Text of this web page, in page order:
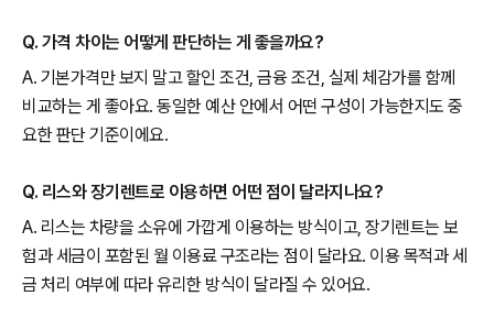
Q. 가격 차이는 어떻게 판단하는 게 좋을까요?
A. 기본가격만 보지 말고 할인 조건, 금융 조건, 실제 체감가를 함께
비교하는 게 좋아요. 동일한 예산 안에서 어떤 구성이 가능한지도 중
요한 판단 기준이에요.
Q. 리스와 장기렌트로 이용하면 어떤 점이 달라지나요?
A. 리스는 차량을 소유에 가깝게 이용하는 방식이고, 장기렌트는 보
험과 세금이 포함된 월 이용료 구조라는 점이 달라요. 이용 목적과 세
금 처리 여부에 따라 유리한 방식이 달라질 수 있어요.